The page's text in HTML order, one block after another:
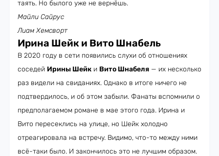
таять. Но былого уже не вернёшь.
Майли Сайрус
Лиам Хемсворт
Ирина Шейк и Вито Шнабель
В 2020 году в сети появились слухи об отношениях
соседей Ирины Шейк и Вито Шнабеля — их несколько
раз видели на свиданиях. Однако в итоге ничего не
подтвердилось, и об этом забыли. Фанаты вспомнили о
предполагаемом романе в мае этого года. Ирина и
Вито пересеклись на улице, но Шейк холодно
отреагировала на встречу. Видимо, что-то между ними
всё-таки было. И закончилось это не лучшим образом.